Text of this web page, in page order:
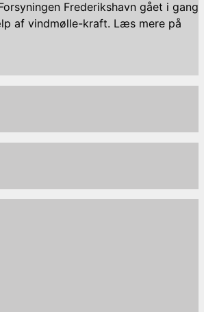
Frederikshavn gået i gang
af vindmølle-kraft. Læs mere på